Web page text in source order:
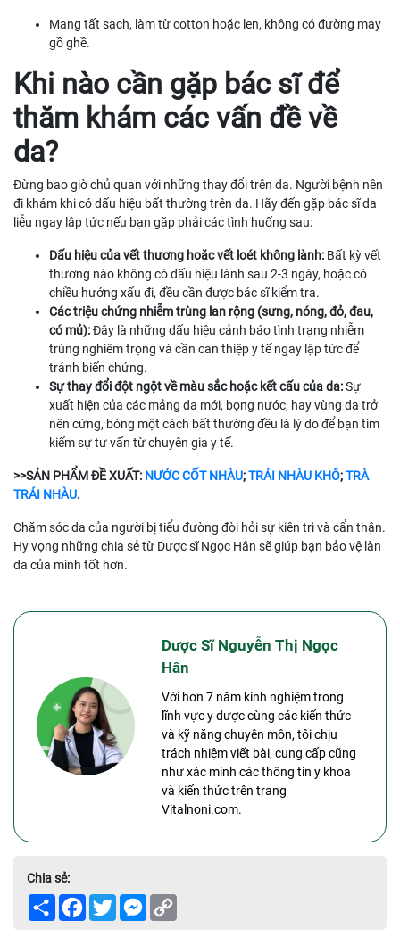
Mang tất sạch, làm từ cotton hoặc len, không có đường may
gồ ghề.
Khi nào cần gặp bác sĩ để
thăm khám các vấn đề về
da?
Đừng bao giờ chủ quan với những thay đổi trên da. Người bệnh nên
đi khám khi có dấu hiệu bất thường trên da. Hãy đến gặp bác sĩ da
liễu ngay lập tức nếu bạn gặp phải các tình huống sau:
Dấu hiệu của vết thương hoặc vết loét không lành: Bất kỳ vết
thương nào không có dấu hiệu lành sau 2-3 ngày, hoặc có
chiều hướng xấu đi, đều cần được bác sĩ kiểm tra.
Các triệu chứng nhiễm trùng lan rộng (sưng, nóng, đỏ, đau,
có mủ):Đây là những dấu hiệu cảnh báo tình trạng nhiễm
trùng nghiêm trọng và cần can thiệp y tế ngay lập tức để
tránh biến chứng.
Sự thay đổi đột ngột về màu sắc hoặc kết cấu của da:Sự
xuất hiện của các mảng da mới, bọng nước, hay vùng da trở
nên cứng, bóng một cách bất thường đều là lý do để bạn tìm
kiếm sự tư vấn từ chuyên gia y tế.
>>SẢN PHẨM ĐỀ XUẤT: NƯỚC CỐT NHÀU;TRÁI NHÀU KHÔ;TRÀ
TRÁI NHÀU.
Chăm sóc da của người bị tiểu đường đòi hỏi sự kiên trì và cẩn thận.
Hy vọng những chia sẻ từ Dược sĩ Ngọc Hân sẽ giúp bạn bảo vệ làn
da của mình tốt hơn.
Dược Sĩ Nguyễn Thị Ngọc
Hân
Với hơn 7 năm kinh nghiệm trong
lĩnh vực y dược cùng các kiến thức
và kỹ năng chuyên môn, tôi chịu
trách nhiệm viết bài, cung cấp cũng
như xác minh các thông tin y khoa
và kiến thức trên trang
Vitalnoni.com.
Chia sẻ:
Share Facebook
TwitterMessenger